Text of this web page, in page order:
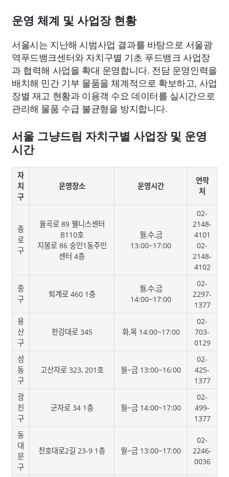
운영 체계 및 사업장 현황
서울시는 지난해 시범사업 결과를 바탕으로 서울광
역푸드뱅크센터와 자치구별 기초 푸드뱅크 사업장
과 협력해 사업을 확대 운영합니다. 전담 운영인력을
배치해 민간 기부 물품을 체계적으로 확보하고, 사업
장별 재고 현황과 이용객 수요 데이터를 실시간으로
관리해 물품 수급 불균형을 방지합니다.
서울 그냥드림 자치구별 사업장 및 운영
시간
자
치
구
운영장소 운영시간
연락
처
종
로
구
율곡로 89 웰니스센터
B110호
지봉로 86 숭인1동주민
센터 4층
월,수,금
13:00~17:00
02-
2148-
4101
02-
2148-
4102
중
구
퇴계로 460 1층
월,수,금
14:00~17:00
02-
2297-
1377
용
산
구
한강대로 345 화,목 14:00~17:00
02-
703-
0129
성
동
구
고산자로 323, 201호 월~금 13:00~16:00
02-
425-
1377
광
진
구
군자로 34 1층 월~금 14:00~17:00
02-
499-
1377
동
대
문
구
천호대로2길 23-9 1층 월~금 13:00~17:00
02-
2246-
0036